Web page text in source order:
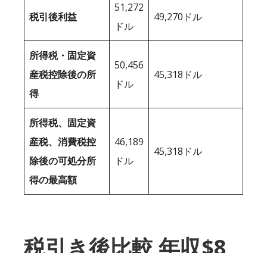
税引後利益
51,272
ドル
49,270ドル
所得税・固定資
産税控除後の所
得
50,456
ドル
45,318ドル
所得税、固定資
産税、消費税控
除後の可処分所
得の最高額
46,189
ドル
45,318ドル